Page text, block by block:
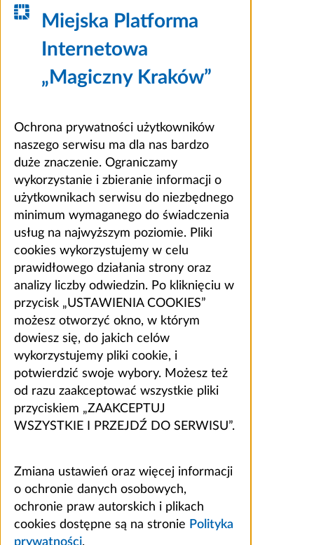
Miejska Platforma
Internetowa
„Magiczny Kraków”
Ochrona prywatności użytkowników
naszego serwisu ma dla nas bardzo
duże znaczenie. Ograniczamy
wykorzystanie i zbieranie informacji o
użytkownikach serwisu do niezbędnego
minimum wymaganego do świadczenia
usług na najwyższym poziomie. Pliki
cookies wykorzystujemy w celu
prawidłowego działania strony oraz
analizy liczby odwiedzin. Po kliknięciu w
przycisk „USTAWIENIA COOKIES”
możesz otworzyć okno, w którym
dowiesz się, do jakich celów
wykorzystujemy pliki cookie, i
potwierdzić swoje wybory. Możesz też
od razu zaakceptować wszystkie pliki
przyciskiem „ZAAKCEPTUJ
WSZYSTKIE I PRZEJDŹ DO SERWISU”.
Zmiana ustawień oraz więcej informacji
o ochronie danych osobowych,
ochronie praw autorskich i plikach
cookies dostępne są na stronie Polityka
prywatności.